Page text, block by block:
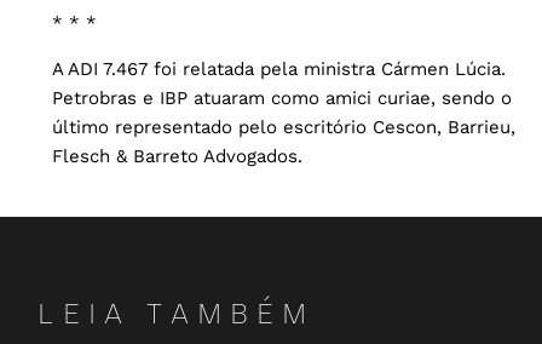
* * *
A ADI 7.467 foi relatada pela ministra Cármen Lúcia.
Petrobras e IBP atuaram como amici curiae, sendo o
último representado pelo escritório Cescon, Barrieu,
Flesch & Barreto Advogados.
LEIA TAMBÉM